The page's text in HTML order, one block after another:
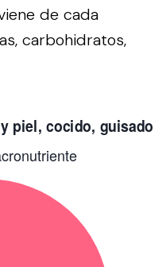
de cada
carbohidratos,